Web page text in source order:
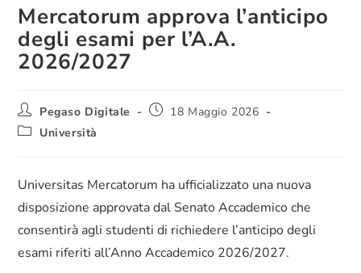
Mercatorum approva l’anticipo
degli esami per l’A.A.
2026/2027
Pegaso Digitale
18 Maggio 2026
Università
Universitas Mercatorum ha ufficializzato una nuova
disposizione approvata dal Senato Accademico che
consentirà agli studenti di richiedere l’anticipo degli
esami riferiti all’Anno Accademico 2026/2027.